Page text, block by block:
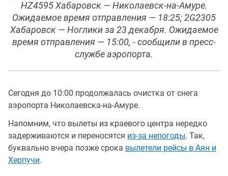
HZ4595 Хабаровск — Николаевск-на-Амуре.
Ожидаемое время отправления — 18:25; 2G2305
Хабаровск — Ноглики за 23 декабря. Ожидаемое
время отправления — 15:00, - сообщили в пресс-
службе аэропорта.
Сегодня до 10:00 продолжалась очистка от снега
аэропорта Николаевска-на-Амуре.
Напомним, что вылеты из краевого центра нередко
задерживаются и переносятся из-за непогоды. Так,
буквально вчера позже срока вылетели рейсы в Аян и
Херпучи.